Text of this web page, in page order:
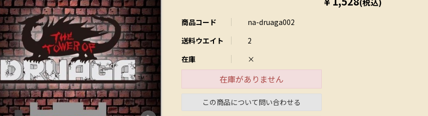
商品コード
na-druaga002
送料ウエイト
2
在庫
×
在庫がありません
この商品について問い合わせる